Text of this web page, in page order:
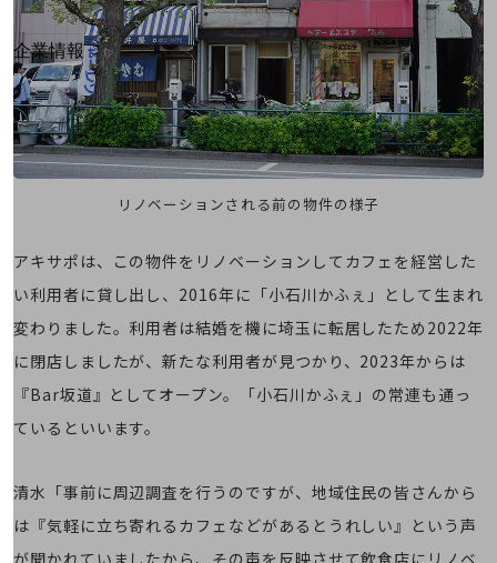
別ウィンドウで開きます
企業情報
企業情報TOP
会社案内
会社案内TOP
組織
事業拠点
グループ会社
会社案内パンフレット
ニュースルーム
地域からの発表
重要なお知らせ
リノベーションされる前の物件の様子
アキサポは、この物件をリノベーションしてカフェを経営した
い利用者に貸し出し、2016年に「小石川かふぇ」として生まれ
変わりました。利用者は結婚を機に埼玉に転居したため2022年
に閉店しましたが、新たな利用者が見つかり、2023年からは
『Bar坂道』としてオープン。「小石川かふぇ」の常連も通っ
ているといいます。
清水「事前に周辺調査を行うのですが、地域住民の皆さんから
は『気軽に立ち寄れるカフェなどがあるとうれしい』という声